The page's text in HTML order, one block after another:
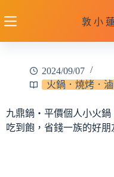
至
敦 小
2024/09/07
火鍋．燒烤．
九鼎鍋‧平價個人小火鍋
吃到飽，省錢一族的好朋